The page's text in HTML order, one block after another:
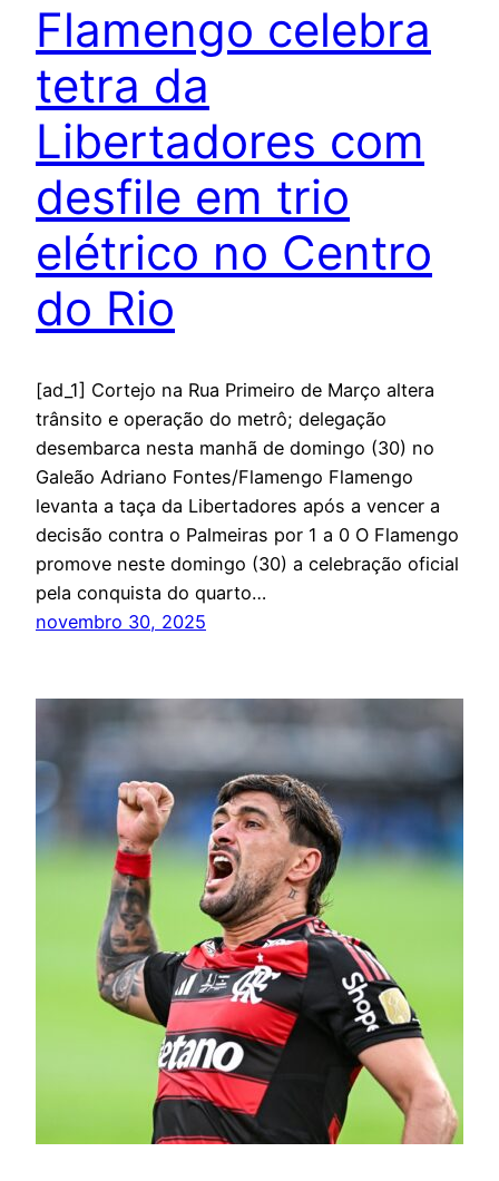
Flamengo celebra
tetra da
Libertadores com
desfile em trio
elétrico no Centro
do Rio
[ad_1] Cortejo na Rua Primeiro de Março altera
trânsito e operação do metrô; delegação
desembarca nesta manhã de domingo (30) no
Galeão Adriano Fontes/Flamengo Flamengo
levanta a taça da Libertadores após a vencer a
decisão contra o Palmeiras por 1 a 0 O Flamengo
promove neste domingo (30) a celebração oficial
pela conquista do quarto…
novembro 30, 2025